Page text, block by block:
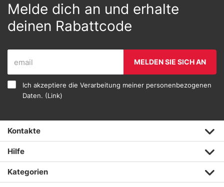
Melde dich an und erhalte
deinen Rabattcode
MELDEN SIE SICH AN
Ich akzeptiere die Verarbeitung meiner personenbezogenen
Daten. (Link)
Kontakte
Hilfe
Kategorien